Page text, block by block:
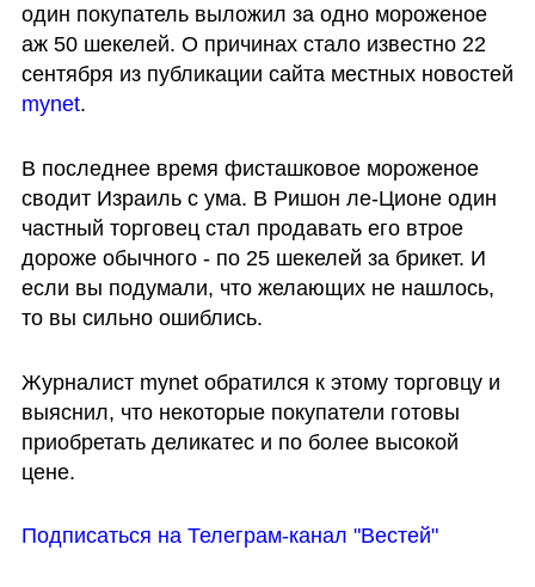
один покупатель выложил за одно мороженое
аж 50 шекелей. О причинах стало известно 22
mynet.
В последнее время фисташковое мороженое
сводит Израиль с ума. В Ришон ле-Ционе один
частный торговец стал продавать его втрое
дороже обычного - по 25 шекелей за брикет. И
если вы подумали, что желающих не нашлось,
то вы сильно ошиблись.
Журналист mynet обратился к этому торговцу и
выяснил, что некоторые покупатели готовы
приобретать деликатес и по более высокой
цене.
Подписаться на Телеграм-канал "Вестей"